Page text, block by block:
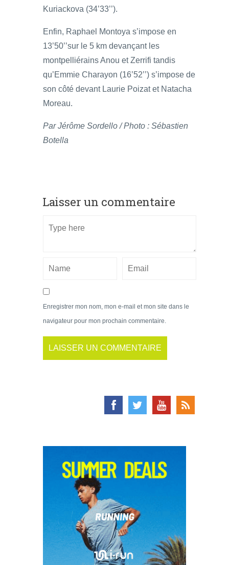
Kuriackova (34’33’’).
Enfin, Raphael Montoya s’impose en
13’50’’sur le 5 km devançant les
montpelliérains Anou et Zerrifi tandis
qu’Emmie Charayon (16’52’’) s’impose de
son côté devant Laurie Poizat et Natacha
Moreau.
Par Jérôme Sordello / Photo : Sébastien
Botella
Laisser un commentaire
Enregistrer mon nom, mon e-mail et mon site dans le
navigateur pour mon prochain commentaire.